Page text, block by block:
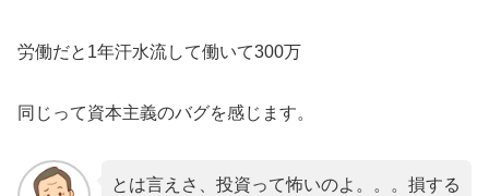
労働だと1年汗水流して働いて300万
同じって資本主義のバグを感じます。
とは言えさ、投資って怖いのよ。。。損する